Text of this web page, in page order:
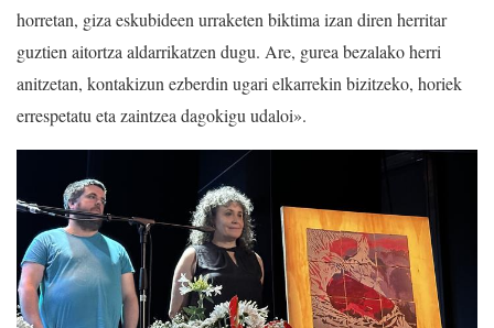
horretan, giza eskubideen urraketen biktima izan diren herritar
guztien aitortza aldarrikatzen dugu. Are, gurea bezalako herri
anitzetan, kontakizun ezberdin ugari elkarrekin bizitzeko, horiek
errespetatu eta zaintzea dagokigu udaloi».